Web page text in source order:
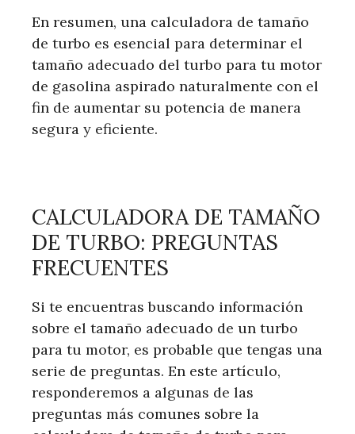
En resumen, una calculadora de tamaño
de turbo es esencial para determinar el
tamaño adecuado del turbo para tu motor
de gasolina aspirado naturalmente con el
fin de aumentar su potencia de manera
segura y eficiente.
CALCULADORA DE TAMAÑO
DE TURBO: PREGUNTAS
FRECUENTES
Si te encuentras buscando información
sobre el tamaño adecuado de un turbo
para tu motor, es probable que tengas una
serie de preguntas. En este artículo,
responderemos a algunas de las
preguntas más comunes sobre la